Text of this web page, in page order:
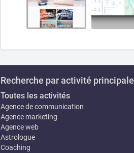
Recherche par activité principale
Toutes les activités
Agence de communication
Agence marketing
Agence web
Astrologue
Coaching